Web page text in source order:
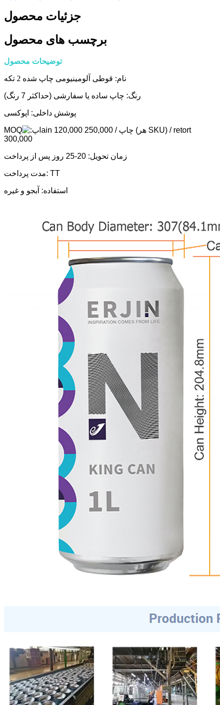
جزئیات محصول
برچسب های محصول
توضیحات محصول
نام: قوطی آلومینیومی چاپ شده 2 تکه
رنگ: چاپ ساده یا سفارشی (حداکثر 7 رنگ)
پوشش داخلی: اپوکسی
MOQ
lain 120,000 چاپ / 250,000 (هر SKU) / retort
300,000
زمان تحویل: 20-25 روز پس از پرداخت
مدت پرداخت: TT
استفاده: آبجو و غیره